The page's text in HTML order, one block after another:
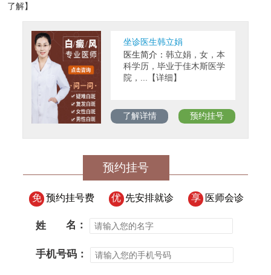
了解】
坐诊医生韩立娟
医生简介： 韩立娟，女，本
科学历，毕业于佳木斯医学
院，...【详细】
了解详情 预约挂号
预约挂号
免 预约挂号费 优 先安排就诊 享 医师会诊
姓 名：
手机号码：